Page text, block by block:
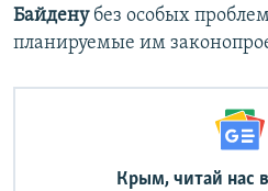
Байденубез особых
планируемые им
Крым, читай нас